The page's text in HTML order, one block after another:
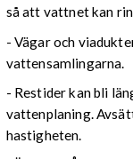
så att vattnet kan
- Vägar och
vattensamlingarna.
- Restider kan bli
vattenplaning.
hastigheten.